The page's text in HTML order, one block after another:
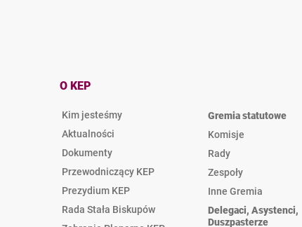
O KEP
Kim jesteśmy
Aktualności
Dokumenty
Przewodniczący KEP
Prezydium KEP
Rada Stała Biskupów
Gremia statutowe
Komisje
Rady
Zespoły
Inne Gremia
Delegaci, Asystenci,
Duszpasterze